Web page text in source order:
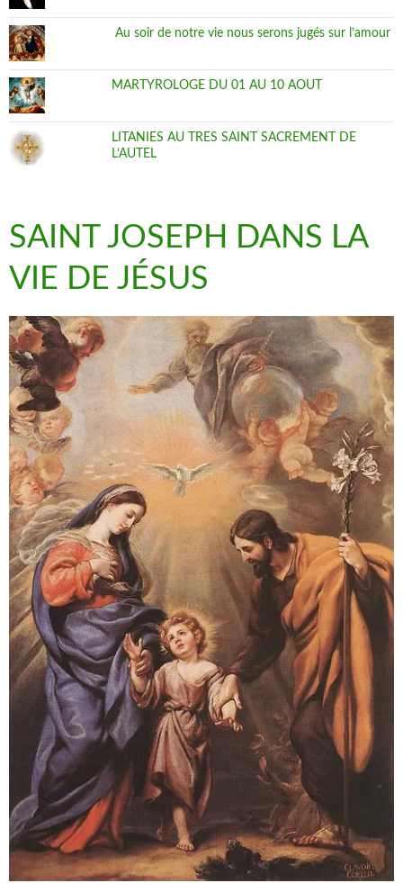
Au soir de notre vie nous serons jugés sur l’amour
MARTYROLOGE DU 01 AU 10 AOUT
LITANIES AU TRES SAINT SACREMENT DE
L’AUTEL
SAINT JOSEPH DANS LA
VIE DE JÉSUS